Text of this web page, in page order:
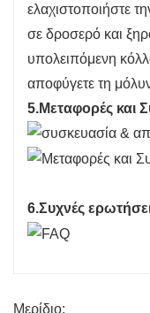
ελαχιστοποιήστε
σε δροσερό και
υπολειπόμενη
αποφύγετε τη
5.Μεταφορές και
6.Συχνές
Μερίδιο: